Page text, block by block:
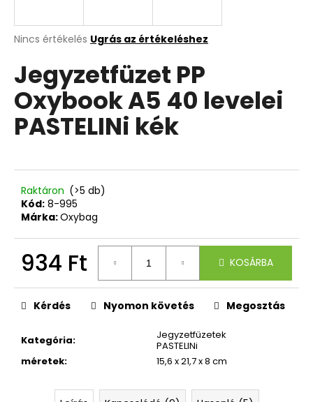
A
átlagos
értékelése
5-
ből
0,0
csillag.
Nincs értékelés Ugrás az értékeléshez
Jegyzetfüzet PP
Oxybook A5 40 levelei
PASTELINi kék
Raktáron (>5 db)
Kód: 8-995
Márka:Oxybag
934 Ft KOSÁRBA
Kategória:
Jegyzetfüzetek
PASTELINi
méretek: 15,6 x 21,7 x 8 cm
Kérdés Nyomon követés Megosztás
A
á
n
l
j
u
TOLLTARTÓ
OLDAL,
ÜRES
HÁZIÁLLATOK
200
Korábbi: